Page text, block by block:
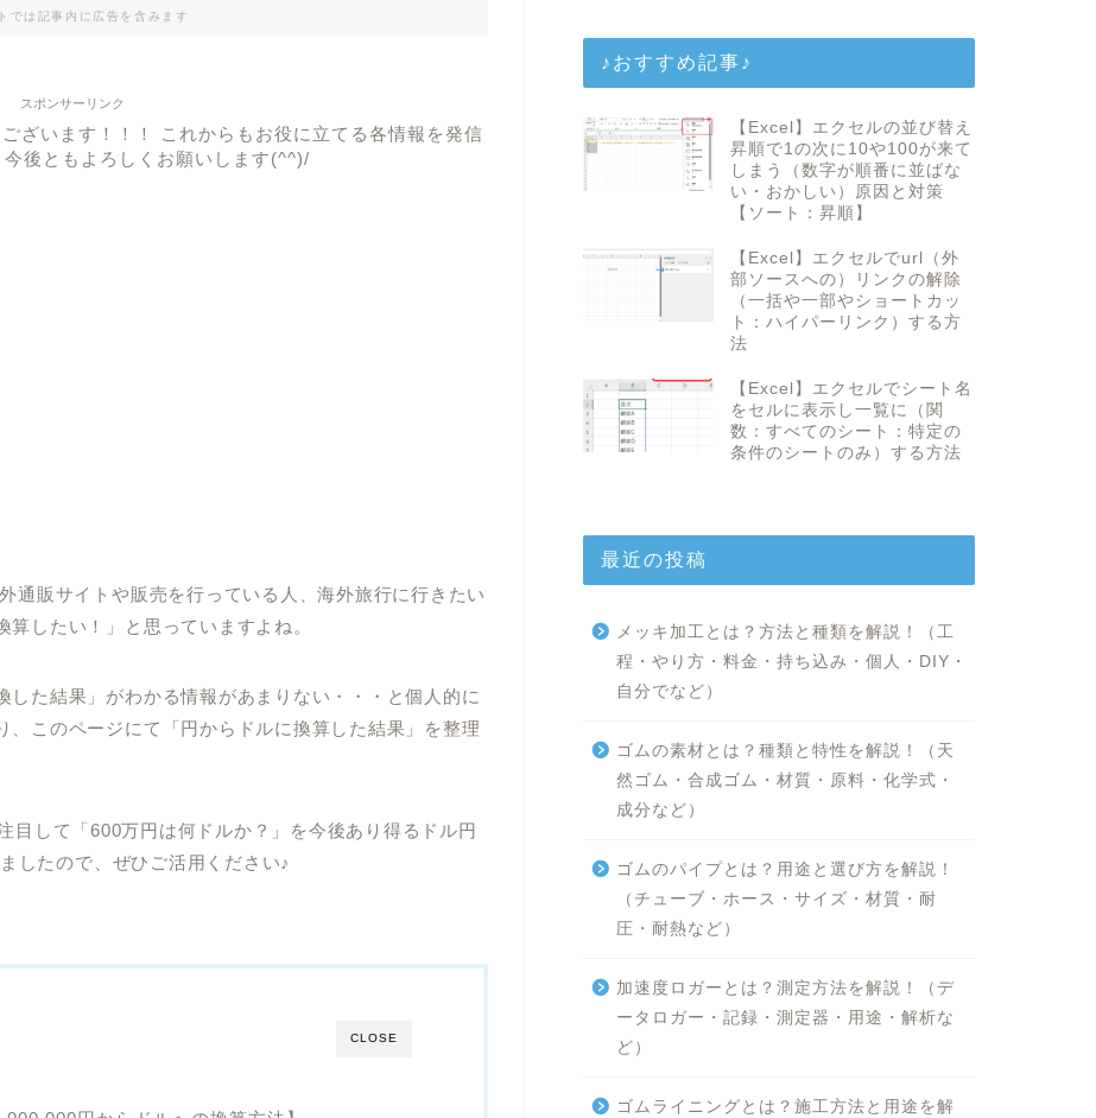
では記事内に広告を含みます
スポンサーリンク
ざいます！！！ これからもお役に立てる各情報を発信
今後ともよろしくお願いします(^^)/
通販サイトや販売を行っている人、海外旅行に行きたい
したい！」と思っていますよね。
した結果」がわかる情報があまりない・・・と個人的に
、このページにて「円からドルに換算した結果」を整理
目して「600万円は何ドルか？」を今後あり得るドル円
したので、ぜひご活用ください♪
CLOSE
♪おすすめ記事♪
【Excel】エクセルの並び替え
昇順で1の次に10や100が来て
しまう（数字が順番に並ばな
い・おかしい）原因と対策
【ソート：昇順】
【Excel】エクセルでurl（外
部ソースへの）リンクの解除
（一括や一部やショートカッ
ト：ハイパーリンク）する方
法
【Excel】エクセルでシート名
をセルに表示し一覧に（関
数：すべてのシート：特定の
条件のシートのみ）する方法
最近の投稿
メッキ加工とは？方法と種類を解説！（工
程・やり方・料金・持ち込み・個人・DIY・
自分でなど）
ゴムの素材とは？種類と特性を解説！（天
然ゴム・合成ゴム・材質・原料・化学式・
成分など）
ゴムのパイプとは？用途と選び方を解説！
（チューブ・ホース・サイズ・材質・耐
圧・耐熱など）
加速度ロガーとは？測定方法を解説！（デ
ータロガー・記録・測定器・用途・解析な
ど）
ゴムライニングとは？施工方法と用途を解